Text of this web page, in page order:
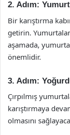
2. Adım:
Bir karıştırma
getirin.
aşamada,
önemlidir.
3. Adım:
Çırpılmış
karıştırmaya
olmasını